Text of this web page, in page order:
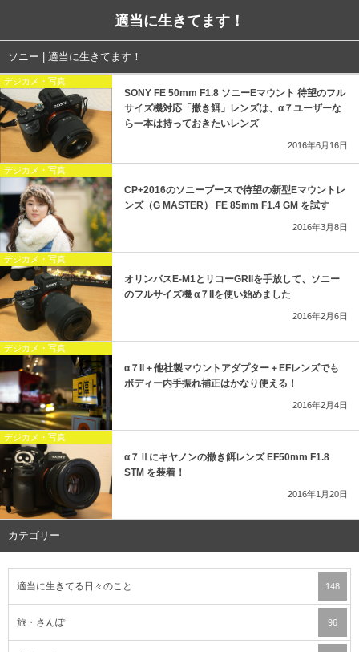
適当に生きてます！
ソニー | 適当に生きてます！
デジカメ・写真
SONY FE 50mm F1.8 ソニーEマウント 待望のフル
サイズ機対応「撒き餌」レンズは、α７ユーザーな
ら一本は持っておきたいレンズ
2016年6月16日
デジカメ・写真
CP+2016のソニーブースで待望の新型Eマウントレ
ンズ（G MASTER） FE 85mm F1.4 GM を試す
2016年3月8日
デジカメ・写真
オリンパスE-M1とリコーGRIIを手放して、ソニー
のフルサイズ機 α７IIを使い始めました
2016年2月6日
デジカメ・写真
α７II＋他社製マウントアダプター＋EFレンズでも
ボディー内手振れ補正はかなり使える！
2016年2月4日
デジカメ・写真
α７Ⅱにキヤノンの撒き餌レンズ EF50mm F1.8
STM を装着！
2016年1月20日
カテゴリー
適当に生きてる日々のこと 148
旅・さんぽ 96